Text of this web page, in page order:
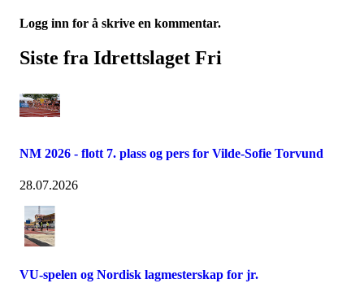
Logg inn for å skrive en kommentar.
Siste fra Idrettslaget Fri
NM 2026 - flott 7. plass og pers for Vilde-Sofie Torvund
28.07.2026
VU-spelen og Nordisk lagmesterskap for jr.